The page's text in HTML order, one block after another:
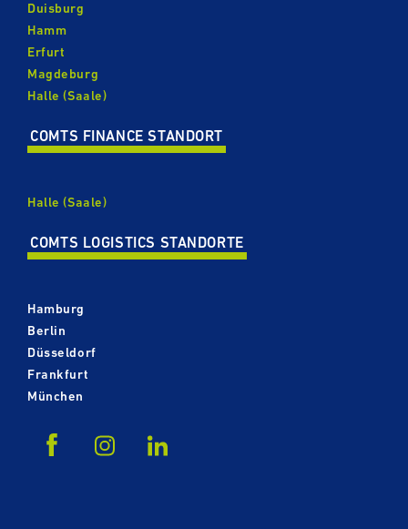
Duisburg
Hamm
Erfurt
Magdeburg
Halle (Saale)
COMTS FINANCE STANDORT
Halle (Saale)
COMTS LOGISTICS STANDORTE
Hamburg
Berlin
Düsseldorf
Frankfurt
München